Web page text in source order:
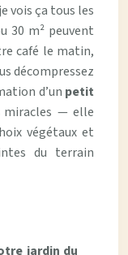
vois ça tous les
30 m² peuvent
café le matin,
décompressez
d’un petit
miracles — elle
végétaux et
du terrain
jardin du